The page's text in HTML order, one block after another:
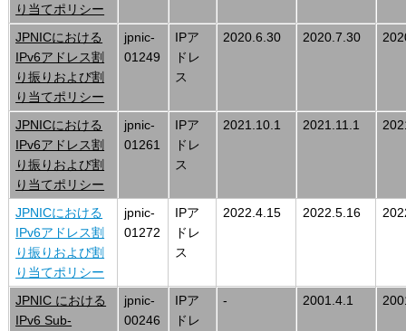
り当てポリシー
JPNICにおける
IPv6アドレス割
り振りおよび割
り当てポリシー
jpnic-
01249
IPア
ドレ
ス
2020.6.30 2020.7.30
JPNICにおける
IPv6アドレス割
り振りおよび割
り当てポリシー
jpnic-
01261
IPア
ドレ
ス
2021.10.1 2021.11.1
JPNICにおける
IPv6アドレス割
り振りおよび割
り当てポリシー
jpnic-
01272
IPア
ドレ
ス
2022.4.15 2022.5.16
JPNIC における
IPv6 Sub-
jpnic-
00246
IPア
ドレ
- 2001.4.1